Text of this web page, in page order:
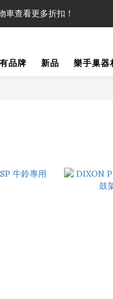
即可享有弦線、配件終生89
查看更多折扣！
即可享有弦線、配件終生
品牌 新品 樂手巢器